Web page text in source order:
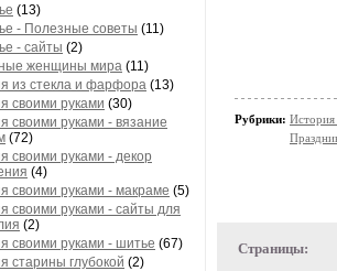
(13)
- Полезные советы (11)
- сайты (2)
женщины мира (11)
из стекла и фарфора (13)
своими руками (30)
своими руками - вязание
(72)
своими руками - декор
(4)
своими руками - макраме (5)
своими руками - сайты для
(2)
своими руками - шитье (67)
старины глубокой (2)
Рубрики: История
Страницы: